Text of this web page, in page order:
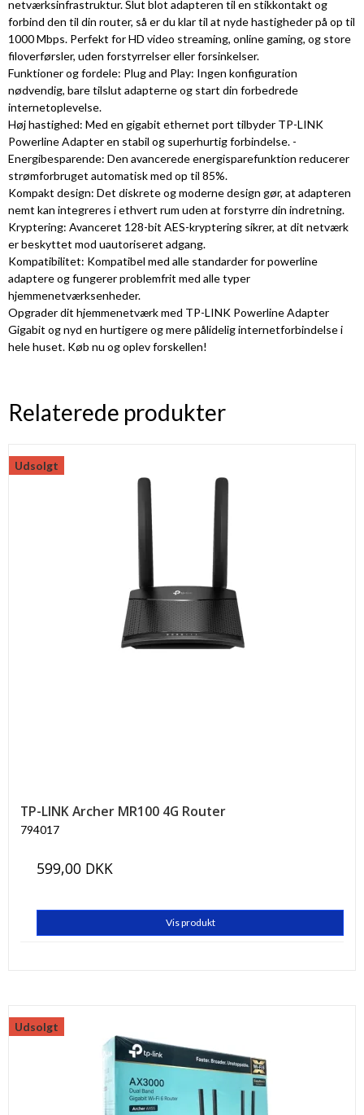
netværksinfrastruktur. Slut blot adapteren til en stikkontakt og
forbind den til din router, så er du klar til at nyde hastigheder på op til
1000 Mbps. Perfekt for HD video streaming, online gaming, og store
filoverførsler, uden forstyrrelser eller forsinkelser.
Funktioner og fordele: Plug and Play: Ingen konfiguration
nødvendig, bare tilslut adapterne og start din forbedrede
internetoplevelse.
Høj hastighed: Med en gigabit ethernet port tilbyder TP-LINK
Powerline Adapter en stabil og superhurtig forbindelse. -
Energibesparende: Den avancerede energisparefunktion reducerer
strømforbruget automatisk med op til 85%.
Kompakt design: Det diskrete og moderne design gør, at adapteren
nemt kan integreres i ethvert rum uden at forstyrre din indretning.
Kryptering: Avanceret 128-bit AES-kryptering sikrer, at dit netværk
er beskyttet mod uautoriseret adgang.
Kompatibilitet: Kompatibel med alle standarder for powerline
adaptere og fungerer problemfrit med alle typer
hjemmenetværksenheder.
Opgrader dit hjemmenetværk med TP-LINK Powerline Adapter
Gigabit og nyd en hurtigere og mere pålidelig internetforbindelse i
hele huset. Køb nu og oplev forskellen!
Relaterede produkter
Udsolgt
TP-LINK Archer MR100 4G Router
794017
599,00 DKK
Vis produkt
Udsolgt